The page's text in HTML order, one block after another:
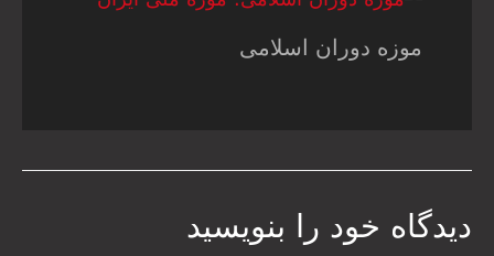
موزه دوران اسلامی
دیدگاه‌ خود را بنویسید